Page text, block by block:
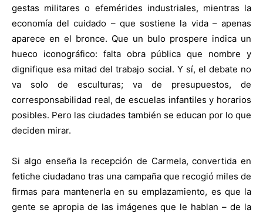
gestas militares o efemérides industriales, mientras la
economía del cuidado – que sostiene la vida – apenas
aparece en el bronce. Que un bulo prospere indica un
hueco iconográfico: falta obra pública que nombre y
dignifique esa mitad del trabajo social. Y sí, el debate no
va solo de esculturas; va de presupuestos, de
corresponsabilidad real, de escuelas infantiles y horarios
posibles. Pero las ciudades también se educan por lo que
deciden mirar.
Si algo enseña la recepción de Carmela, convertida en
fetiche ciudadano tras una campaña que recogió miles de
firmas para mantenerla en su emplazamiento, es que la
gente se apropia de las imágenes que le hablan – de la